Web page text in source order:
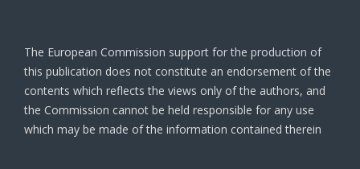
The European Commission support for the production of
this publication does not constitute an endorsement of the
contents which reflects the views only of the authors, and
the Commission cannot be held responsible for any use
which may be made of the information contained therein